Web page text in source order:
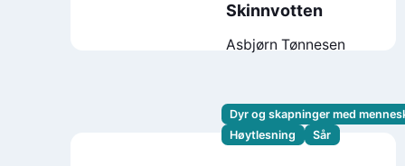
Skinnvotten
Asbjørn Tønnesen
Dyr og skapninger med
Høytlesning
Sår